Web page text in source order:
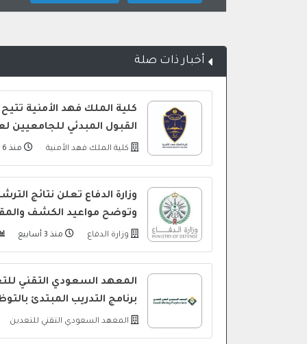
أخبار ذات صلة
كلية الملك فهد الأمنية
القبول المبدئي للجامعيين لعام
كلية الملك فهد الأمنية منذ 6 أيام
وزارة الدفاع تعلن نتائج
وتوضح مواعيد الكشف
وزارة الدفاع منذ 3 أسابيع
المعهد السعودي التقني
برنامج التدريب المبتدئ
المعهد السعودي التقني للتعدين